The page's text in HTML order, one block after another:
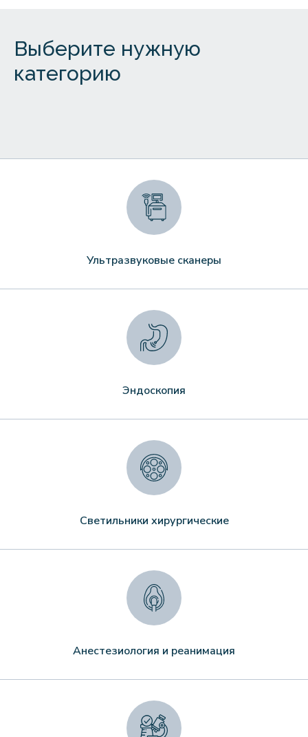
Выберите нужную
категорию
Ультразвуковые сканеры
Эндоскопия
Светильники хирургические
Анестезиология и реанимация